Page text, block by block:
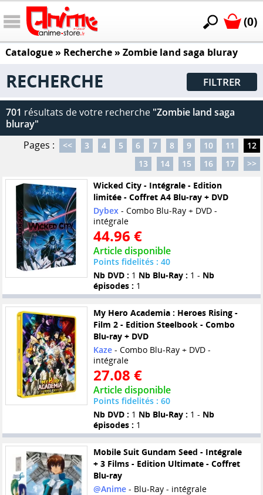
(0)
Catalogue» Recherche » Zombie land saga bluray
RECHERCHE FILTRER
701 résultats de votre recherche "Zombie land saga
bluray"
Pages :
<< 3 4 5 6 7 8 9 10 11
12
13
14 15 16 17
>>
Wicked City - Intégrale - Edition
limitée - Coffret A4 Blu-ray + DVD
Dybex- Combo Blu-Ray + DVD -
intégrale
44.96 €
Article disponible
Points fidelités : 40
Nb DVD : 1 Nb Blu-Ray : 1 - Nb
épisodes : 1
My Hero Academia : Heroes Rising -
Film 2 - Edition Steelbook - Combo
Blu-ray + DVD
Kaze- Combo Blu-Ray + DVD -
intégrale
27.08 €
Article disponible
Points fidelités : 60
Nb DVD : 1 Nb Blu-Ray : 1 - Nb
épisodes : 1
Mobile Suit Gundam Seed - Intégrale
+ 3 Films - Edition Ultimate - Coffret
Blu-ray
@Anime- Blu-Ray - intégrale